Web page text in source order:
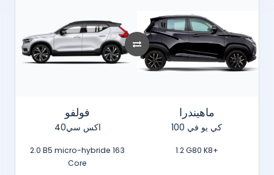
فولفو
اكس سي40
2.0 B5 micro-hybride 163
Core
ماهيندرا
كي يو في 100
1.2 G80 K8+